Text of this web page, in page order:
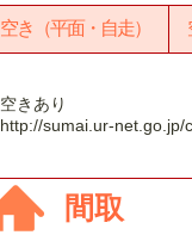
空き（平面・自走）
空きあり
http://sumai.ur-
間取